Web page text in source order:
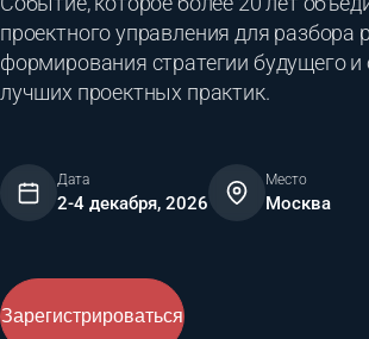
проектного управления для разбора
формирования стратегии будущего и
лучших проектных практик.
Дата
2-4 декабря, 2026
Место
Москва
Зарегистрироваться